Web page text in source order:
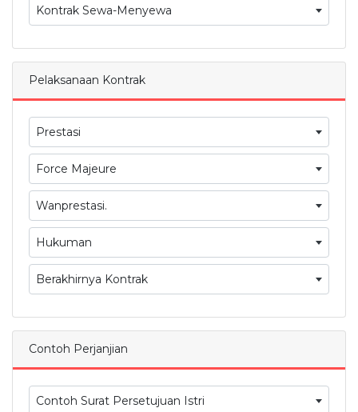
Kontrak Sewa-Menyewa
Pelaksanaan Kontrak
Prestasi
Force Majeure
Wanprestasi.
Hukuman
Berakhirnya Kontrak
Contoh Perjanjian
Contoh Surat Persetujuan Istri